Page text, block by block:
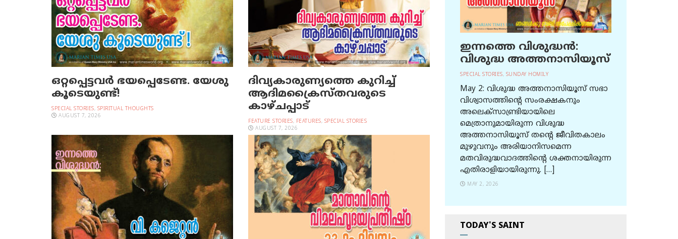
ഒറ്റപ്പെട്ടവര്‍ ഭയപ്പെടേണ്ട. യേശു
കൂടെയുണ്ട്!
SPECIAL STORIES, SPIRITUAL THOUGHTS
AUGUST 7, 2026
ദിവ്യകാരുണ്യത്തെ കുറിച്ച്
ആദിമക്രൈസ്തവരുടെ
കാഴ്ചപ്പാട്
FEATURE STORIES, FEATURES, SPECIAL STORIES
AUGUST 7, 2026
ഇന്നത്തെ വിശുദ്ധന്‍:
വിശുദ്ധ അത്തനാസിയൂസ്
SPECIAL STORIES, SUNDAY HOMILY
May 2: വിശുദ്ധ അത്തനാസിയൂസ് സഭാ
വിശ്വാസത്തിന്റെ സംരക്ഷകനും
അലെക്സാണ്ട്രിയായിലെ
മെത്രാനുമായിരുന്ന വിശുദ്ധ
അത്തനാസിയൂസ് തന്റെ ജീവിതകാലം
മുഴുവനും അരിയാനിസമെന്ന
മതവിരുദ്ധവാദത്തിന്റെ ശക്തനായിരുന്ന
എതിരാളിയായിരുന്നു. […]
MAY 2, 2026
TODAY'S SAINT